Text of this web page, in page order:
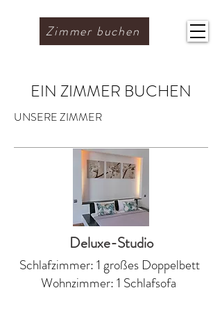
Zimmer buchen
EIN ZIMMER BUCHEN
UNSERE ZIMMER
Deluxe-Studio
Schlafzimmer: 1 großes Doppelbett
Wohnzimmer: 1 Schlafsofa